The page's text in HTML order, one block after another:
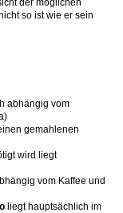
so ist wie er sein
abhängig vom
gemahlenen
wird liegt
vom Kaffee und
liegt hauptsächlich im